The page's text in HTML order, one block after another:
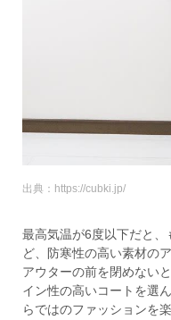
出典：https://cubki.jp/
最高気温が6度以下だと
ど、防寒性の高い素材の
アウターの前を閉めない
イン性の高いコートを選
らではのファッションを